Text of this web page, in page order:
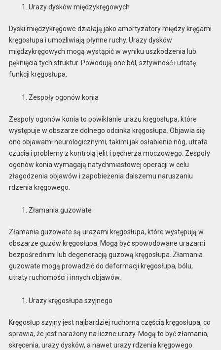
Urazy dysków międzykręgowych
Dyski międzykręgowe działają jako amortyzatory między kręgami
kręgosłupa i umożliwiają płynne ruchy. Urazy dysków
międzykręgowych mogą wystąpić w wyniku uszkodzenia lub
pęknięcia tych struktur. Powodują one ból, sztywność i utratę
funkcji kręgosłupa.
Zespoły ogonów konia
Zespoły ogonów konia to powikłanie urazu kręgosłupa, które
występuje w obszarze dolnego odcinka kręgosłupa. Objawia się
ono objawami neurologicznymi, takimi jak osłabienie nóg, utrata
czucia i problemy z kontrolą jelit i pęcherza moczowego. Zespoły
ogonów konia wymagają natychmiastowej operacji w celu
złagodzenia objawów i zapobieżenia dalszemu naruszaniu
rdzenia kręgowego.
Złamania guzowate
Złamania guzowate są urazami kręgosłupa, które występują w
obszarze guzów kręgosłupa. Mogą być spowodowane urazami
bezpośrednimi lub degeneracją guzową kręgosłupa. Złamania
guzowate mogą prowadzić do deformacji kręgosłupa, bólu,
utraty ruchomości i innych objawów.
Urazy kręgosłupa szyjnego
Kręgosłup szyjny jest najbardziej ruchomą częścią kręgosłupa, co
sprawia, że jest narażony na liczne urazy. Mogą to być złamania,
skręcenia, urazy dysków, a nawet urazy rdzenia kręgowego.